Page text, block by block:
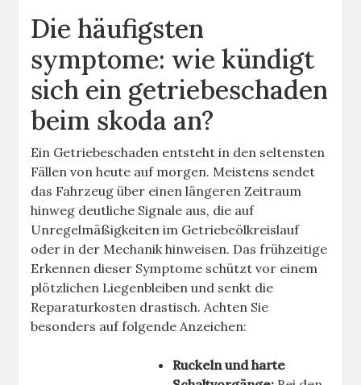
Die häufigsten
symptome: wie kündigt
sich ein getriebeschaden
beim skoda an?
Ein Getriebeschaden entsteht in den seltensten
Fällen von heute auf morgen. Meistens sendet
das Fahrzeug über einen längeren Zeitraum
hinweg deutliche Signale aus, die auf
Unregelmäßigkeiten im Getriebeölkreislauf
oder in der Mechanik hinweisen. Das frühzeitige
Erkennen dieser Symptome schützt vor einem
plötzlichen Liegenbleiben und senkt die
Reparaturkosten drastisch. Achten Sie
besonders auf folgende Anzeichen:
Ruckeln und harte